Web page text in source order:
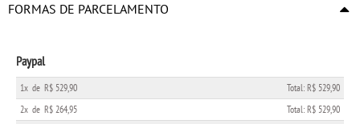
FORMAS DE PARCELAMENTO
Paypal
1x de R$ 529,90
Total: R$ 529,90
2x de R$ 264,95
Total: R$ 529,90